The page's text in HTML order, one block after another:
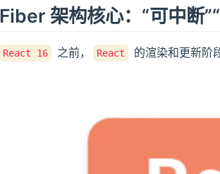
Fiber 架构核心：“可中断
React 16 之前， React 的渲染和更新阶